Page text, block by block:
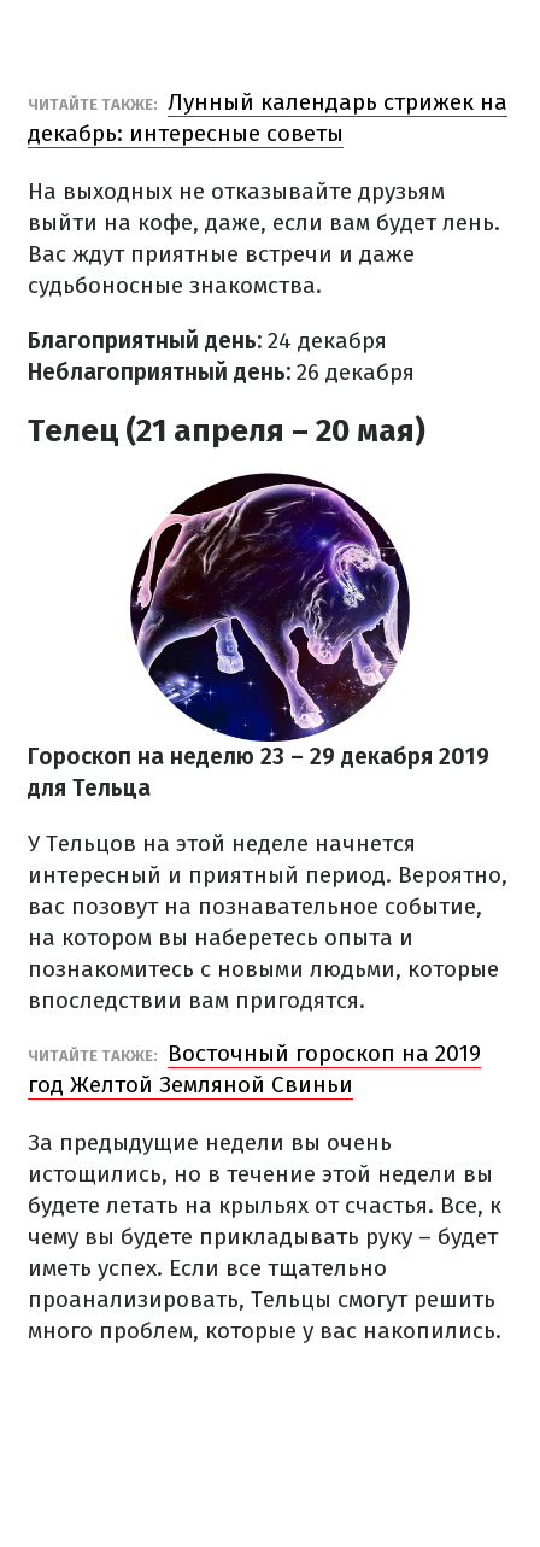
ЧИТАЙТЕ ТАКЖЕ: Лунный календарь стрижек на
декабрь: интересные советы
На выходных не отказывайте друзьям
выйти на кофе, даже, если вам будет лень.
Вас ждут приятные встречи и даже
судьбоносные знакомства.
Благоприятный день: 24 декабря
Неблагоприятный день: 26 декабря
Телец (21 апреля – 20 мая)
Гороскоп на неделю 23 – 29 декабря 2019
для Тельца
У Тельцов на этой неделе начнется
интересный и приятный период. Вероятно,
вас позовут на познавательное событие,
на котором вы наберетесь опыта и
познакомитесь с новыми людьми, которые
впоследствии вам пригодятся.
ЧИТАЙТЕ ТАКЖЕ:
Восточный гороскоп на 2019
год Желтой Земляной Свиньи
За предыдущие недели вы очень
истощились, но в течение этой недели вы
будете летать на крыльях от счастья. Все, к
чему вы будете прикладывать руку – будет
иметь успех. Если все тщательно
проанализировать, Тельцы смогут решить
много проблем, которые у вас накопились.